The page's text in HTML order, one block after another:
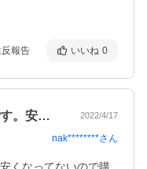
報告 いいね 0
通常のショップでは定価販売です。安くな… 2022/4/17
nak********さん